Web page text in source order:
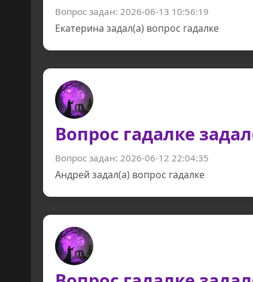
Вопрос задан: 2026-06-13 10:56:19
Екатерина задал(а) вопрос гадалке
Вопрос гадалке
Вопрос задан: 2026-06-12 22:04:35
Андрей задал(а) вопрос гадалке